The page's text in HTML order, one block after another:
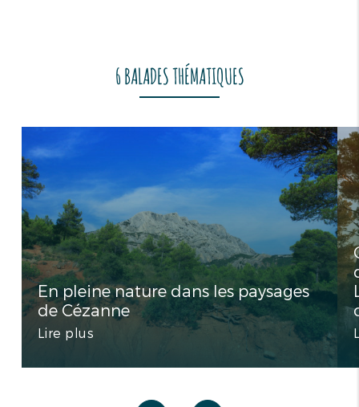
6 BALADES THÉMATIQUES
En pleine nature dans les paysages
de Cézanne
Lire plus